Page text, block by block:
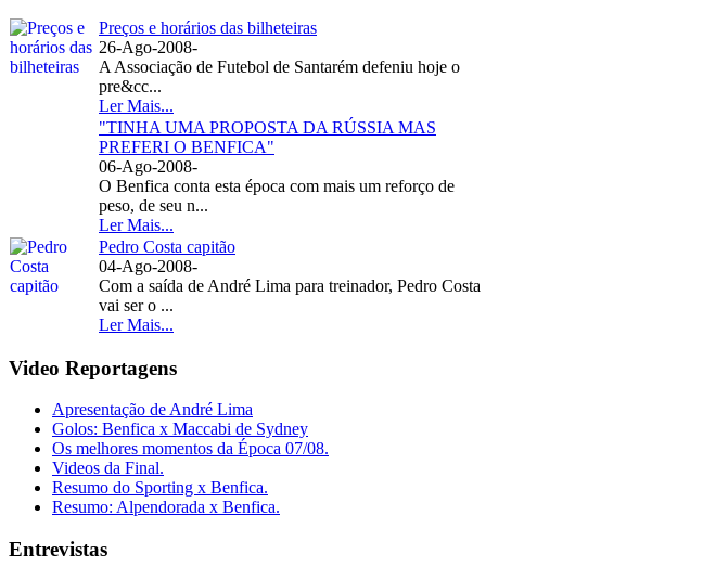
Preços e horários das bilheteiras
26-Ago-2008-
A Associação de Futebol de Santarém defeniu hoje o
pre&cc...
Ler Mais...
"TINHA UMA PROPOSTA DA RÚSSIA MAS
PREFERI O BENFICA"
06-Ago-2008-
O Benfica conta esta época com mais um reforço de
peso, de seu n...
Ler Mais...
Pedro Costa capitão
04-Ago-2008-
Com a saída de André Lima para treinador, Pedro Costa
vai ser o ...
Ler Mais...
Video Reportagens
Apresentação de André Lima
Golos: Benfica x Maccabi de Sydney
Os melhores momentos da Época 07/08.
Videos da Final.
Resumo do Sporting x Benfica.
Resumo: Alpendorada x Benfica.
Entrevistas